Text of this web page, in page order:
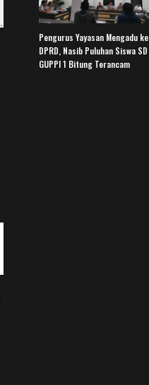
Pengurus Yayasan Mengadu ke
DPRD, Nasib Puluhan Siswa SD
GUPPI 1 Bitung Terancam